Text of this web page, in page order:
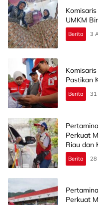
UMKM
Berita 3
Pastikan
Berita 31
Perkuat
Riau dan
Berita 28
Perkuat